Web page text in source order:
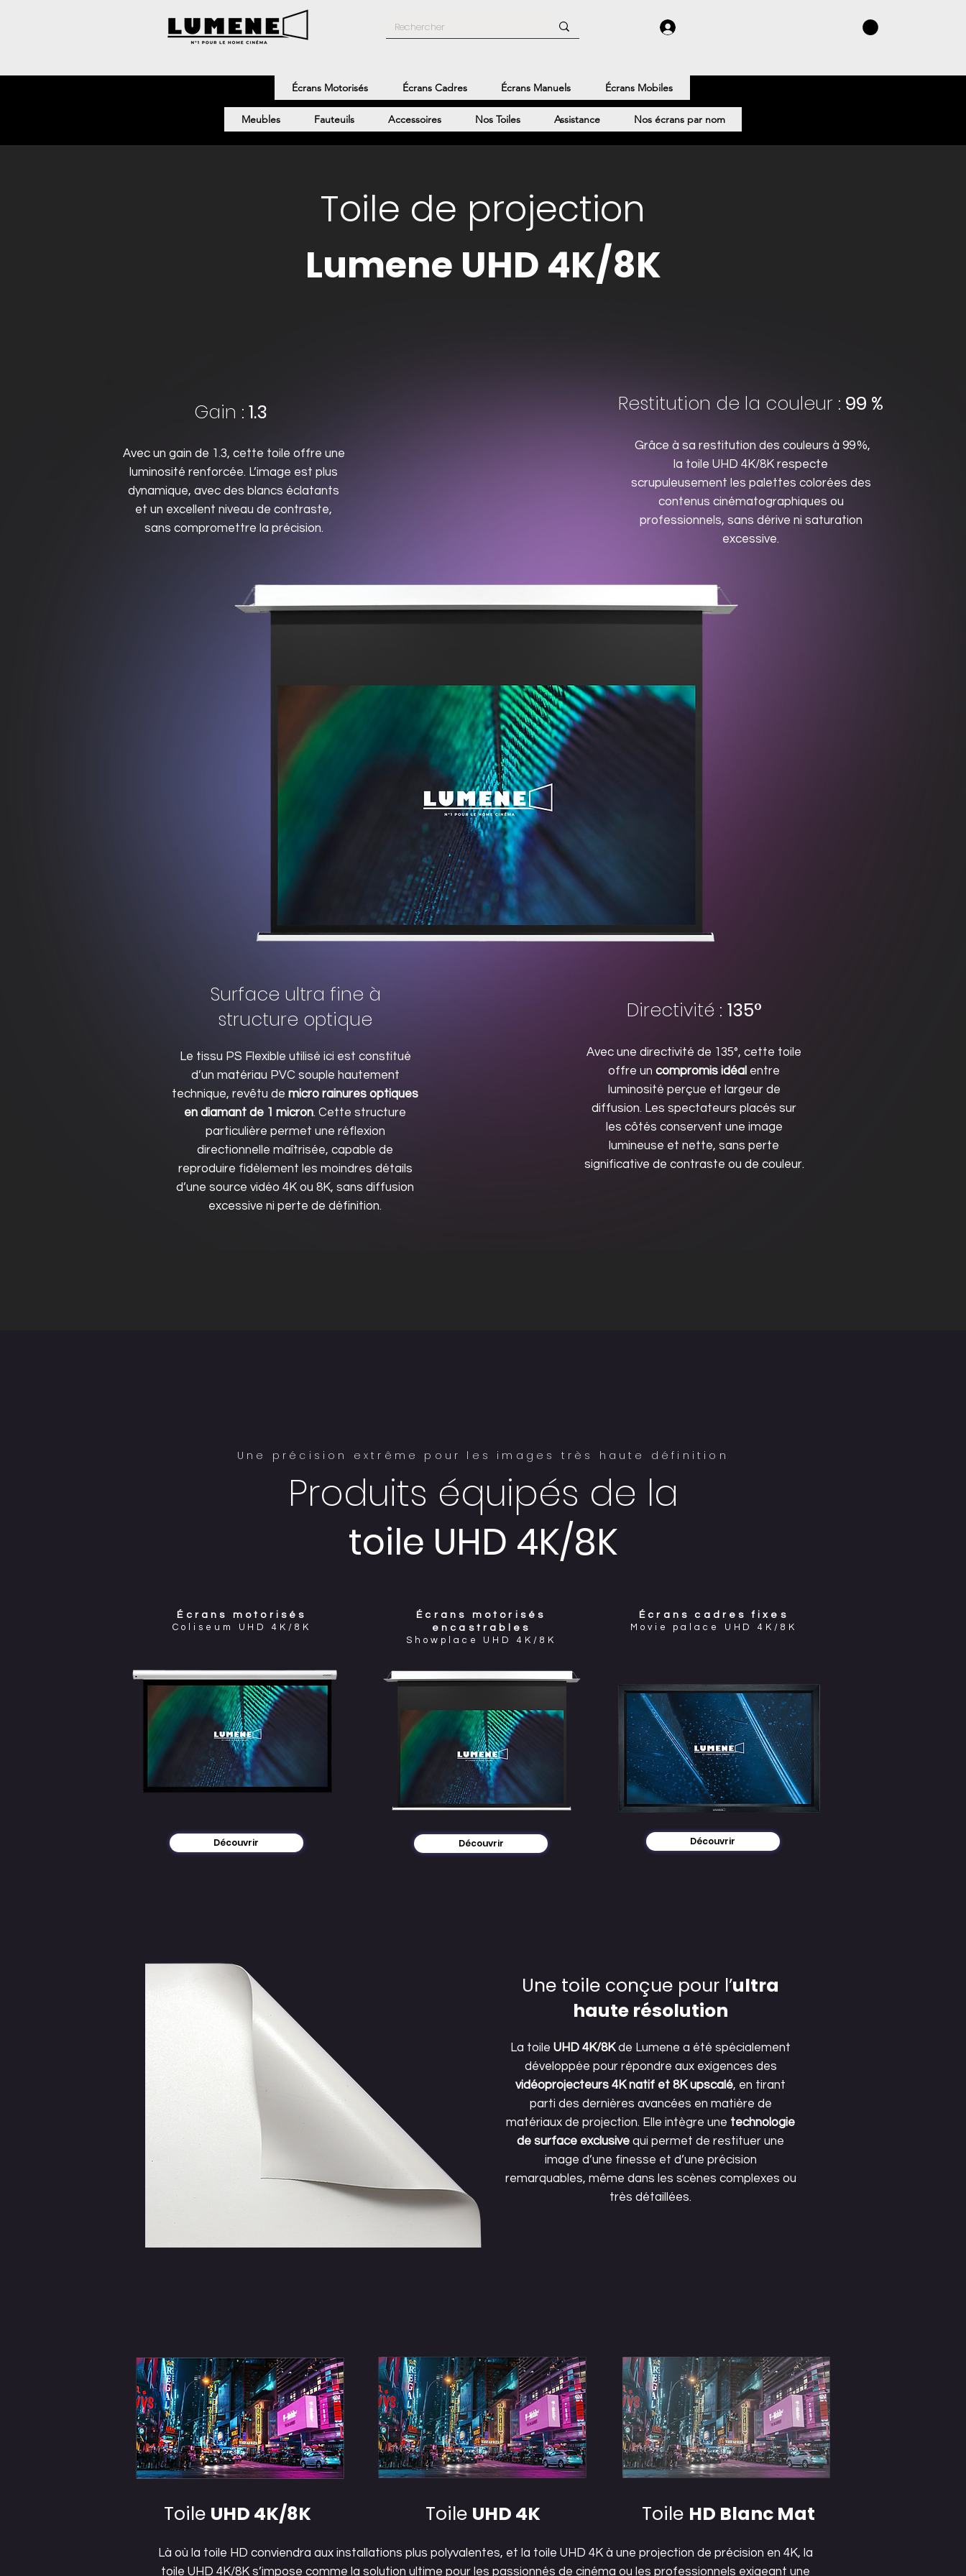
Écrans Motorisés Écrans Cadres Écrans Manuels Écrans Mobiles
Meubles Fauteuils Accessoires Nos Toiles Assistance Nos écrans par nom
Toile de projection
Lumene UHD 4K/8K
Gain : 1.3
Avec un gain de 1.3, cette toile offre une
luminosité renforcée. L’image est plus
dynamique, avec des blancs éclatants
et un excellent niveau de contraste,
sans compromettre la précision.
Restitution de la couleur : 99 %
Grâce à sa restitution des couleurs à 99 %,
la toile UHD 4K/8K respecte
scrupuleusement les palettes colorées des
contenus cinématographiques ou
professionnels, sans dérive ni saturation
excessive.
Surface ultra fine à
structure optique
Le tissu PS Flexible utilisé ici est constitué
d’un matériau PVC souple hautement
technique, revêtu de micro rainures optiques
en diamant de 1 micron. Cette structure
particulière permet une réflexion
directionnelle maîtrisée, capable de
reproduire fidèlement les moindres détails
d’une source vidéo 4K ou 8K, sans diffusion
excessive ni perte de définition.
Directivité : 135°
Avec une directivité de 135°, cette toile
offre un compromis idéal entre
luminosité perçue et largeur de
diffusion. Les spectateurs placés sur
les côtés conservent une image
lumineuse et nette, sans perte
significative de contraste ou de couleur.
Une précision extrême pour les images très haute définition
Produits équipés de la
toile UHD 4K/8K
Écrans motorisés
Coliseum UHD 4K/8K
Découvrir
Écrans motorisés
encastrables
Showplace UHD 4K/8K
Découvrir
Écrans cadres fixes
Movie palace UHD 4K/8K
Découvrir
Une toile conçue pour l’ultra
haute résolution
La toileUHD 4K/8Kde Lumene a été spécialement
développée pour répondre aux exigences des
vidéoprojecteurs 4K natif et 8K upscalé, en tirant
parti des dernières avancées en matière de
matériaux de projection. Elle intègre une technologie
de surface exclusive qui permet de restituer une
image d’une finesse et d’une précision
remarquables, même dans les scènes complexes ou
très détaillées.
Toile UHD 4K/8K Toile UHD 4K Toile HD Blanc Mat
Là où la toile HD conviendra aux installations plus polyvalentes, et la toile UHD 4K à une projection de précision en 4K, la
toile UHD 4K/8K s’impose comme la solution ultime pour les passionnés de cinéma ou les professionnels exigeant une